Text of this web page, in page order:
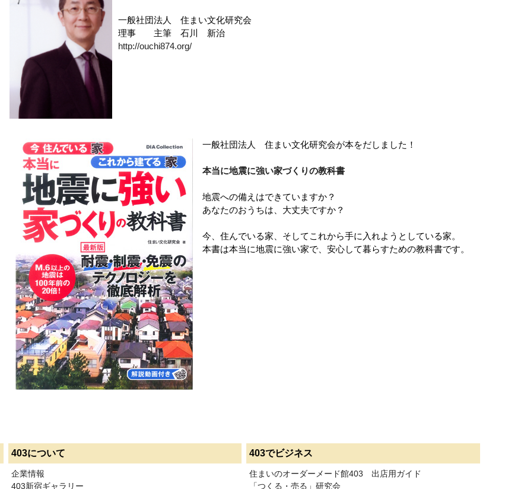
一般社団法人 住まい文化研究会
理事 主筆 石川 新治
http://ouchi874.org/
一般社団法人 住まい文化研究会が本をだしました！
本当に地震に強い家づくりの教科書
地震への備えはできていますか？
あなたのおうちは、大丈夫ですか？
今、住んでいる家、そしてこれから手に入れようとしている家。
本書は本当に地震に強い家で、安心して暮らすための教科書です。
403について 403でビジネス
企業情報
403新宿ギャラリー
住まいのオーダーメード館403 出店用ガイド
「つくる・売る」研究会